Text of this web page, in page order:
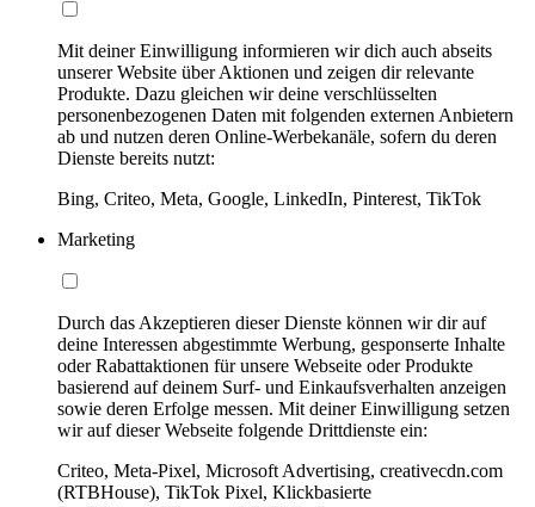
Mit deiner Einwilligung informieren wir dich auch abseits
unserer Website über Aktionen und zeigen dir relevante
Produkte. Dazu gleichen wir deine verschlüsselten
personenbezogenen Daten mit folgenden externen Anbietern
ab und nutzen deren Online-Werbekanäle, sofern du deren
Dienste bereits nutzt:
Bing, Criteo, Meta, Google, LinkedIn, Pinterest, TikTok
Marketing
Durch das Akzeptieren dieser Dienste können wir dir auf
deine Interessen abgestimmte Werbung, gesponserte Inhalte
oder Rabattaktionen für unsere Webseite oder Produkte
basierend auf deinem Surf- und Einkaufsverhalten anzeigen
sowie deren Erfolge messen. Mit deiner Einwilligung setzen
wir auf dieser Webseite folgende Drittdienste ein:
Criteo, Meta-Pixel, Microsoft Advertising, creativecdn.com
(RTBHouse), TikTok Pixel, Klickbasierte